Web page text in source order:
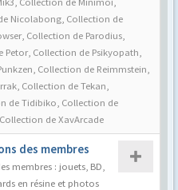
Nicolabong Collection de
Collection de Parodius
Petor Collection de Psikyopath
Collection de Reimmstein
Collection de Tekan
de Tidibiko Collection de
Collection de XavArcade
des membres
membres : jouets, BD,
en résine et photos